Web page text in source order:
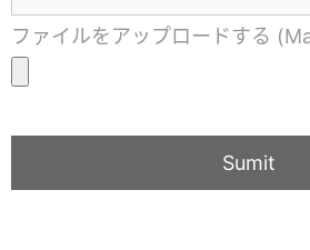
ファイルをアップロードする